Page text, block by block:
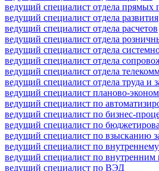
ведущий специалист отдела прямых
ведущий специалист отдела развития
ведущий специалист отдела расчетов
ведущий специалист отдела
ведущий специалист отдела
ведущий специалист отдела
ведущий специалист отдела
ведущий специалист отдела труда и
ведущий специалист планово-
ведущий специалист по
ведущий специалист по бизнес-
ведущий специалист по
ведущий специалист по взысканию
ведущий специалист по
ведущий специалист по
ведущий специалист по ВЭД